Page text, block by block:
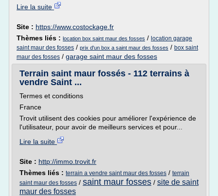
Lire la suite
Site : https://www.costockage.fr
Thèmes liés : location box saint maur des fosses / location garage
saint maur des fosses / prix d'un box a saint maur des fosses / box saint
maur des fosses / garage saint maur des fosses
Terrain saint maur fossés - 112 terrains à
vendre Saint ...
Termes et conditions
France
Trovit utilisent des cookies pour améliorer l'expérience de
l'utilisateur, pour avoir de meilleurs services et pour...
Lire la suite
Site : http://immo.trovit.fr
Thèmes liés : terrain a vendre saint maur des fosses / terrain
saint maur des fosses / saint maur fosses / site de saint
maur des fosses